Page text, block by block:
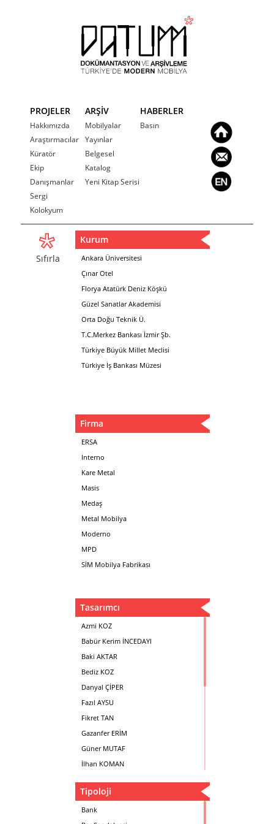
PROJELER
Hakkımızda
Araştırmacılar
Küratör
Ekip
Danışmanlar
Sergi
Kolokyum
ARŞİV
Mobilyalar
Yayınlar
Belgesel
Katalog
Yeni Kitap Serisi
HABERLER
Basın
Sıfırla
Kurum
Ankara Üniversitesi
Çınar Otel
Florya Atatürk Deniz Köşkü
Güzel Sanatlar Akademisi
Orta Doğu Teknik Ü.
T.C.Merkez Bankası İzmir Şb.
Türkiye Büyük Millet Meclisi
Türkiye İş Bankası Müzesi
Firma
ERSA
Interno
Kare Metal
Masis
Medaş
Metal Mobilya
Moderno
MPD
SİM Mobilya Fabrikası
Tasarımcı
Azmi KOZ
Babür Kerim İNCEDAYI
Baki AKTAR
Bediz KOZ
Danyal ÇİPER
Fazıl AYSU
Fikret TAN
Gazanfer ERİM
Güner MUTAF
İlhan KOMAN
Metin Atabey ATA
Minas BOYACIYAN
Tipoloji
Bank